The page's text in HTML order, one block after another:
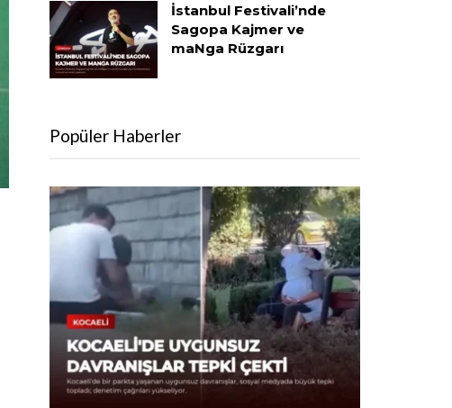
İstanbul Festivali’nde
Sagopa Kajmer ve
maNga Rüzgarı
Popüler Haberler